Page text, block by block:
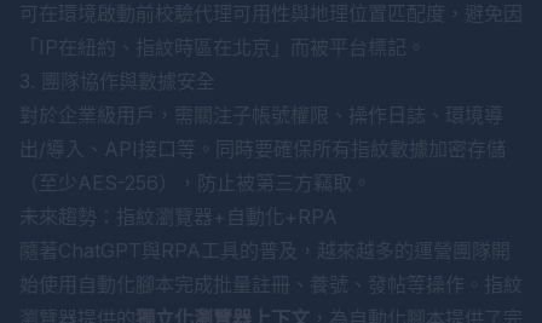
可在環境啟動前校驗代理可用性與地理位置匹配度，避免因
「IP在紐約、指紋時區在北京」而被平台標記。
3. 團隊協作與數據安全
對於企業級用戶，需關注子帳號權限、操作日誌、環境導
出/導入、API接口等。同時要確保所有指紋數據加密存儲
（至少AES-256），防止被第三方竊取。
未來趨勢：指紋瀏覽器+自動化+RPA
隨著ChatGPT與RPA工具的普及，越來越多的運營團隊開
始使用自動化腳本完成批量註冊、養號、發帖等操作。指紋
瀏覽器提供的獨立化瀏覽器上下文 ，為自動化腳本提供了完